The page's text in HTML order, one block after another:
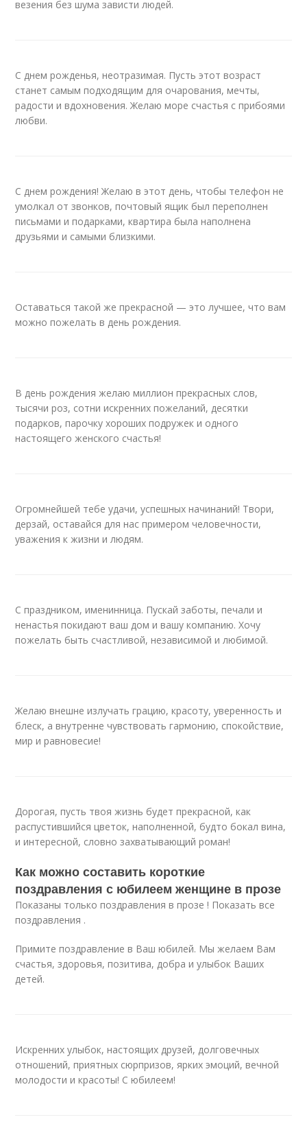
везения без шума зависти людей.
С днем рожденья, неотразимая. Пусть этот возраст
станет самым подходящим для очарования, мечты,
радости и вдохновения. Желаю море счастья с прибоями
любви.
С днем рождения! Желаю в этот день, чтобы телефон не
умолкал от звонков, почтовый ящик был переполнен
письмами и подарками, квартира была наполнена
друзьями и самыми близкими.
Оставаться такой же прекрасной — это лучшее, что вам
можно пожелать в день рождения.
В день рождения желаю миллион прекрасных слов,
тысячи роз, сотни искренних пожеланий, десятки
подарков, парочку хороших подружек и одного
настоящего женского счастья!
Огромнейшей тебе удачи, успешных начинаний! Твори,
дерзай, оставайся для нас примером человечности,
уважения к жизни и людям.
С праздником, именинница. Пускай заботы, печали и
ненастья покидают ваш дом и вашу компанию. Хочу
пожелать быть счастливой, независимой и любимой.
Желаю внешне излучать грацию, красоту, уверенность и
блеск, а внутренне чувствовать гармонию, спокойствие,
мир и равновесие!
Дорогая, пусть твоя жизнь будет прекрасной, как
распустившийся цветок, наполненной, будто бокал вина,
и интересной, словно захватывающий роман!
Как можно составить короткие
поздравления с юбилеем женщине в прозе
Показаны только поздравления в прозе ! Показать все
поздравления .
Примите поздравление в Ваш юбилей. Мы желаем Вам
счастья, здоровья, позитива, добра и улыбок Ваших
детей.
Искренних улыбок, настоящих друзей, долговечных
отношений, приятных сюрпризов, ярких эмоций, вечной
молодости и красоты! С юбилеем!